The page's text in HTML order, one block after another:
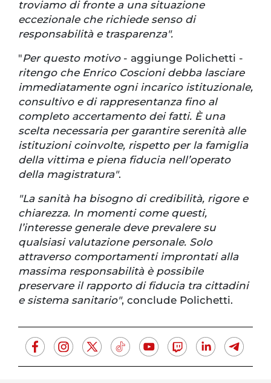
troviamo di fronte a una situazione
eccezionale che richiede senso di
responsabilità e trasparenza".
"Per questo motivo- aggiunge Polichetti -
ritengo che Enrico Coscioni debba lasciare
immediatamente ogni incarico istituzionale,
consultivo e di rappresentanza fino al
completo accertamento dei fatti. È una
scelta necessaria per garantire serenità alle
istituzioni coinvolte, rispetto per la famiglia
della vittima e piena fiducia nell’operato
della magistratura".
"La sanità ha bisogno di credibilità, rigore e
chiarezza. In momenti come questi,
l’interesse generale deve prevalere su
qualsiasi valutazione personale. Solo
attraverso comportamenti improntati alla
massima responsabilità è possibile
preservare il rapporto di fiducia tra cittadini
e sistema sanitario", conclude Polichetti.